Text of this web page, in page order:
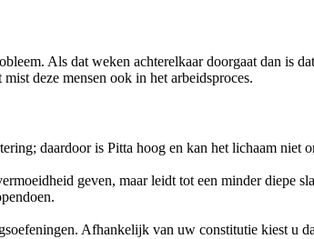
Als dat weken achterelkaar doorgaat dan is
deze mensen ook in het arbeidsproces.
daardoor is Pitta hoog en kan het lichaam niet
geven, maar leidt tot een minder diepe
Afhankelijk van uw constitutie kiest u